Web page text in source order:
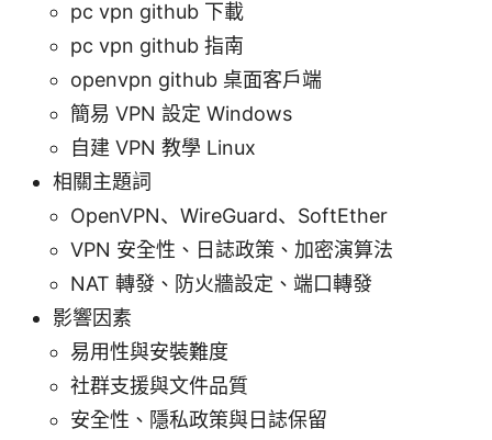
pc vpn github 下載
pc vpn github 指南
openvpn github 桌面客戶端
簡易 VPN 設定 Windows
自建 VPN 教學 Linux
相關主題詞
OpenVPN、WireGuard、SoftEther
VPN 安全性、日誌政策、加密演算法
NAT 轉發、防火牆設定、端口轉發
影響因素
易用性與安裝難度
社群支援與文件品質
安全性、隱私政策與日誌保留